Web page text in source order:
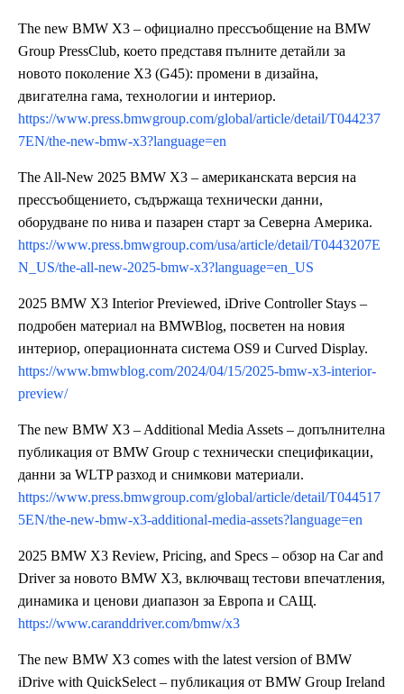
The new BMW X3 – официално прессъобщение на BMW
Group PressClub, което представя пълните детайли за
новото поколение X3 (G45): промени в дизайна,
двигателна гама, технологии и интериор.
https://www.press.bmwgroup.com/global/article/detail/T044237
7EN/the-new-bmw-x3?language=en
The All-New 2025 BMW X3 – американската версия на
прессъобщението, съдържаща технически данни,
оборудване по нива и пазарен старт за Северна Америка.
https://www.press.bmwgroup.com/usa/article/detail/T0443207E
N_US/the-all-new-2025-bmw-x3?language=en_US
2025 BMW X3 Interior Previewed, iDrive Controller Stays –
подробен материал на BMWBlog, посветен на новия
интериор, операционната система OS9 и Curved Display.
https://www.bmwblog.com/2024/04/15/2025-bmw-x3-interior-
preview/
The new BMW X3 – Additional Media Assets – допълнителна
публикация от BMW Group с технически спецификации,
данни за WLTP разход и снимкови материали.
https://www.press.bmwgroup.com/global/article/detail/T044517
5EN/the-new-bmw-x3-additional-media-assets?language=en
2025 BMW X3 Review, Pricing, and Specs – обзор на Car and
Driver за новото BMW X3, включващ тестови впечатления,
динамика и ценови диапазон за Европа и САЩ.
https://www.caranddriver.com/bmw/x3
The new BMW X3 comes with the latest version of BMW
iDrive with QuickSelect – публикация от BMW Group Ireland